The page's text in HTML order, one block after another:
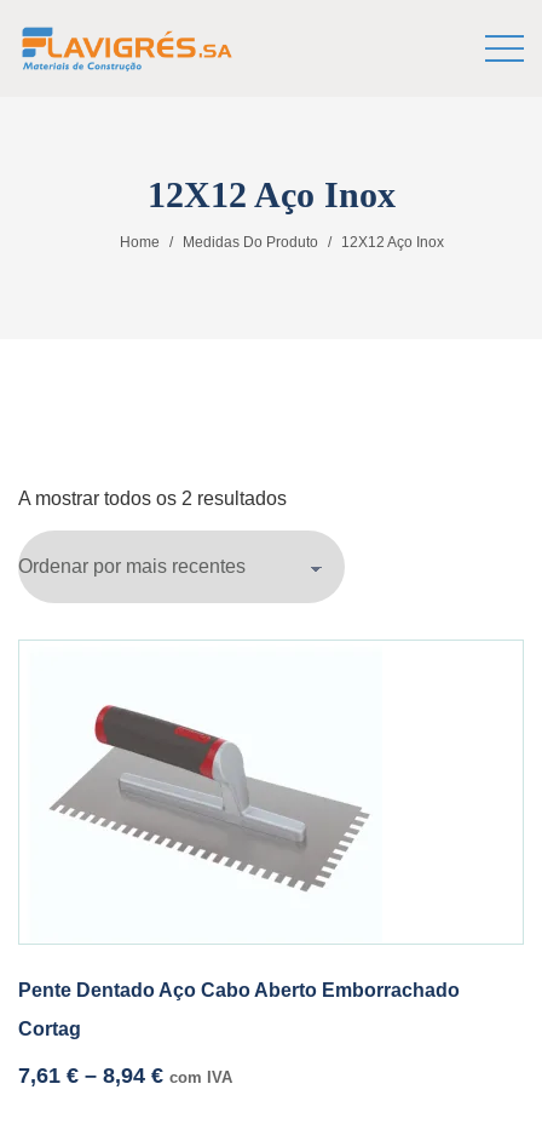
12X12 Aço Inox
Home Medidas Do Produto 12X12 Aço Inox
A mostrar todos os 2 resultados
Pente Dentado Aço Cabo Aberto Emborrachado
Cortag
7,61 € – 8,94 € com IVA